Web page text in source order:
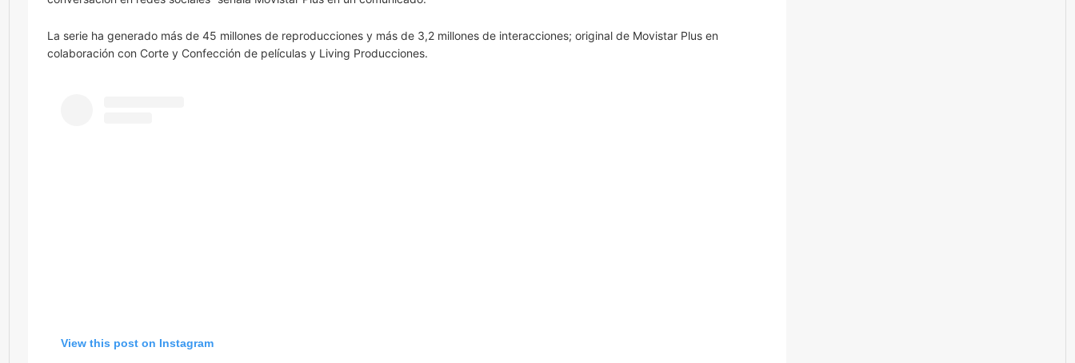
La serie ha generado más de 45 millones de reproducciones y más de 3,2 millones de interacciones; original de Movistar Plus en
colaboración con Corte y Confección de películas y Living Producciones.
View this post on Instagram